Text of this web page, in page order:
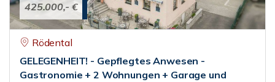
425.000,- €
Rödental
GELEGENHEIT! - Gepflegtes Anwesen -
Gastronomie + 2 Wohnungen + Garage und